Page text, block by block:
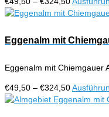
€49,50
€324,50
Eggenalm mit
Eggenalm mit Chiemgauer
€49,50 – €324,50
€49,50